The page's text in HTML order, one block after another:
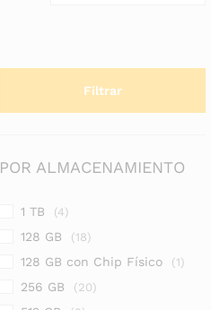
Filtrar
POR ALMACENAMIENTO
1 TB (4)
128 GB (18)
128 GB con Chip Físico (1)
256 GB (20)